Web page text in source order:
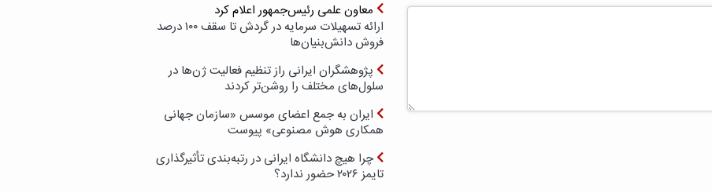
معاون علمی رئیس‌جمهور اعلام کرد
ارائه تسهیلات سرمایه در گردش تا سقف ۱۰۰ درصد
فروش دانش‌بنیان‌ها
پژوهشگران ایرانی راز تنظیم فعالیت ژن‌ها در
سلول‌های مختلف را روشن‌تر کردند
ایران به جمع اعضای موسس «سازمان جهانی
همکاری هوش مصنوعی» پیوست
چرا هیچ دانشگاه ایرانی در رتبه‌بندی تأثیرگذاری
تایمز ۲۰۲۶ حضور ندارد؟